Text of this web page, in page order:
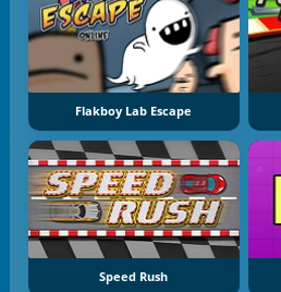
Flakboy Lab Escape
Speed Rush